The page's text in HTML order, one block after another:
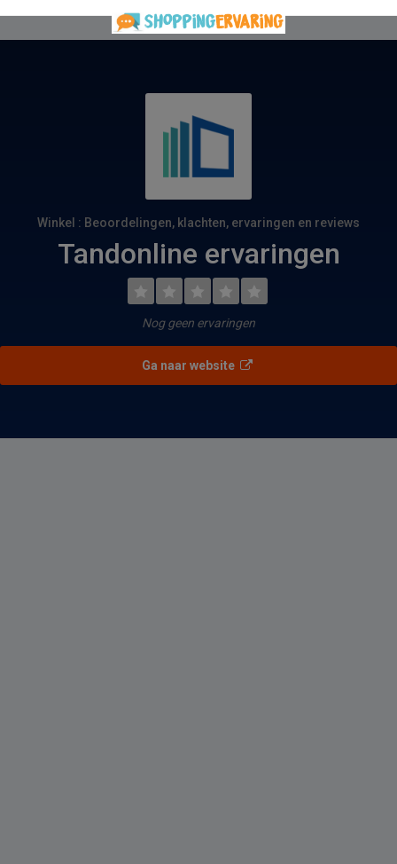
Winkel : Beoordelingen, klachten, ervaringen en reviews
Tandonline ervaringen
Nog geen ervaringen
Ga naar website